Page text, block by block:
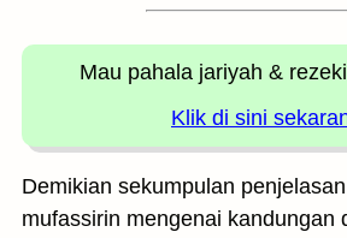
Mau pahala jariyah &
Klik di sini
Demikian sekumpulan
mufassirin mengenai kandungan